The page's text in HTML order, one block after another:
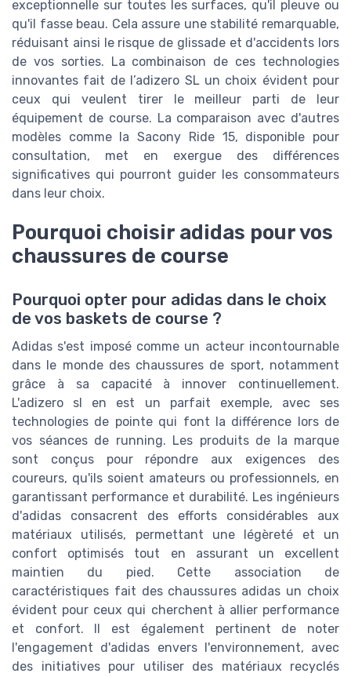
exceptionnelle sur toutes les surfaces, qu'il pleuve ou
qu'il fasse beau. Cela assure une stabilité remarquable,
réduisant ainsi le risque de glissade et d'accidents lors
de vos sorties. La combinaison de ces technologies
innovantes fait de l’adizero SL un choix évident pour
ceux qui veulent tirer le meilleur parti de leur
équipement de course. La comparaison avec d'autres
modèles comme la Sacony Ride 15, disponible pour
consultation, met en exergue des différences
significatives qui pourront guider les consommateurs
dans leur choix.
Pourquoi choisir adidas pour vos
chaussures de course
Pourquoi opter pour adidas dans le choix
de vos baskets de course ?
Adidas s'est imposé comme un acteur incontournable
dans le monde des chaussures de sport, notamment
grâce à sa capacité à innover continuellement.
L'adizero sl en est un parfait exemple, avec ses
technologies de pointe qui font la différence lors de
vos séances de running. Les produits de la marque
sont conçus pour répondre aux exigences des
coureurs, qu'ils soient amateurs ou professionnels, en
garantissant performance et durabilité. Les ingénieurs
d'adidas consacrent des efforts considérables aux
matériaux utilisés, permettant une légèreté et un
confort optimisés tout en assurant un excellent
maintien du pied. Cette association de
caractéristiques fait des chaussures adidas un choix
évident pour ceux qui cherchent à allier performance
et confort. Il est également pertinent de noter
l'engagement d'adidas envers l'environnement, avec
des initiatives pour utiliser des matériaux recyclés